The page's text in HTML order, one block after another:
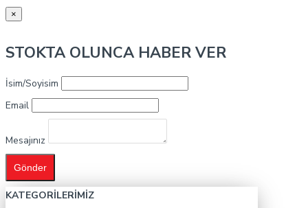
×
STOKTA OLUNCA HABER VER
İsim/Soyisim
Email
Mesajınız
Gönder
KATEGORILERIMIZ